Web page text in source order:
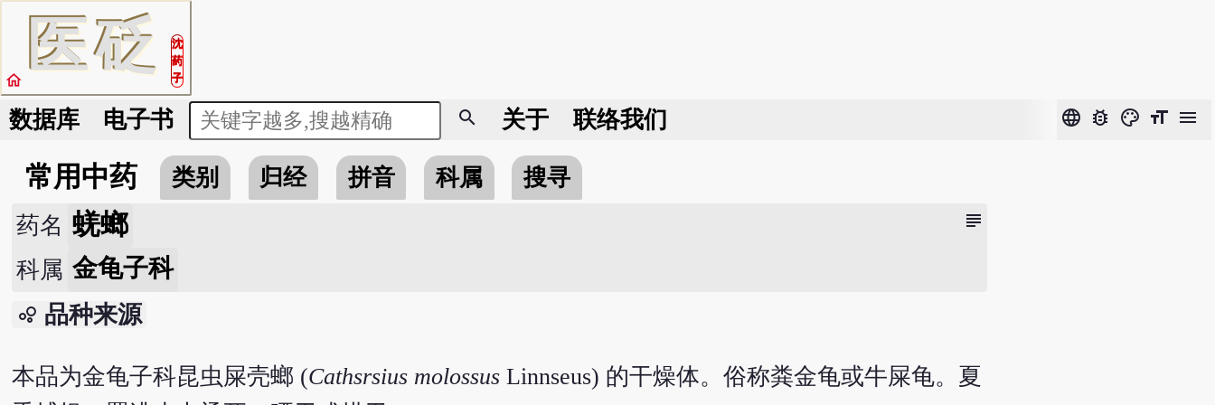
医砭
沈
药
子
home
数据库 电子书 search 关于 联络我们 language bug_report color_lens format_size menu
常用中药 类别 归经 拼音 科属 搜寻
subject
药名 蜣螂
科属 金龟子科
bubble_chart 品种来源
本品为金龟子科昆虫屎壳螂 (Cathsrsius molossusLinnseus) 的干燥体。俗称粪金龟或牛屎龟。夏